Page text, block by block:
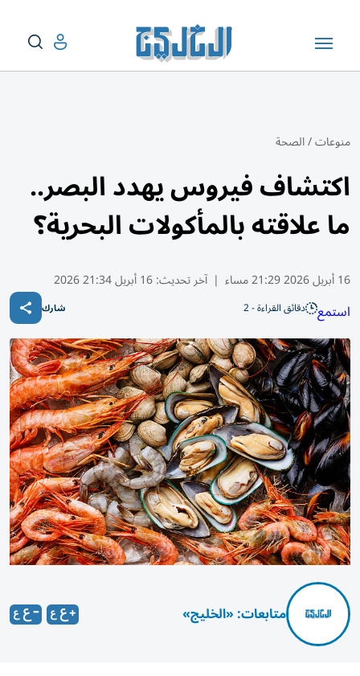
منوعات/الصحة
اكتشاف فيروس يهدد البصر..
ما علاقته بالمأكولات البحرية؟
16 أبريل 2026 21:29 مساء | آخر تحديث:16 أبريل 21:34 2026
استمع دقائق القراءة - 2 شارك
متابعات: «الخليج»